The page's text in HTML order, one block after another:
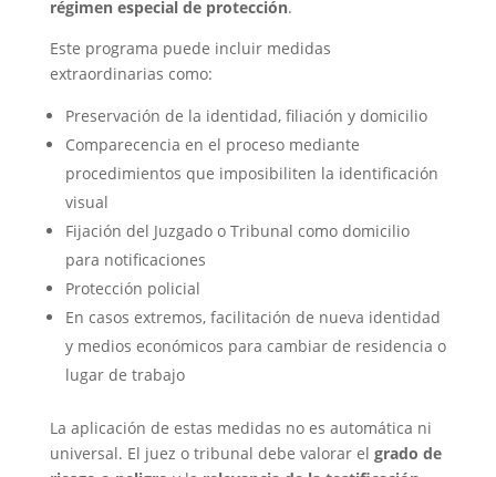
régimen especial de protección.
Este programa puede incluir medidas
extraordinarias como:
Preservación de la identidad, filiación y domicilio
Comparecencia en el proceso mediante
procedimientos que imposibiliten la identificación
visual
Fijación del Juzgado o Tribunal como domicilio
para notificaciones
Protección policial
En casos extremos, facilitación de nueva identidad
y medios económicos para cambiar de residencia o
lugar de trabajo
La aplicación de estas medidas no es automática ni
universal. El juez o tribunal debe valorar el grado de